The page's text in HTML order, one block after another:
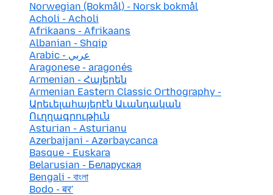
Norwegian (Bokmål) - Norsk bokmål
Acholi - Acholi
Afrikaans - Afrikaans
Albanian - Shqip
Arabic - عربي
Aragonese - aragonés
Armenian - Հայերեն
Armenian Eastern Classic Orthography -
Արեւելահայերէն Աւանդական
Ուղղագրութիւն
Asturian - Asturianu
Azerbaijani - Azərbaycanca
Basque - Euskara
Belarusian - Беларуская
Bengali - বাংলা
Bodo - बर'